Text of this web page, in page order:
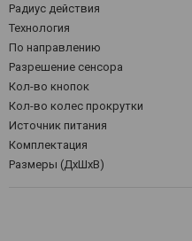
Радиус действия
Технология
По направлению
Разрешение сенсора
Кол-во кнопок
Кол-во колес прокрутки
Источник питания
Комплектация
Размеры (ДхШхВ)